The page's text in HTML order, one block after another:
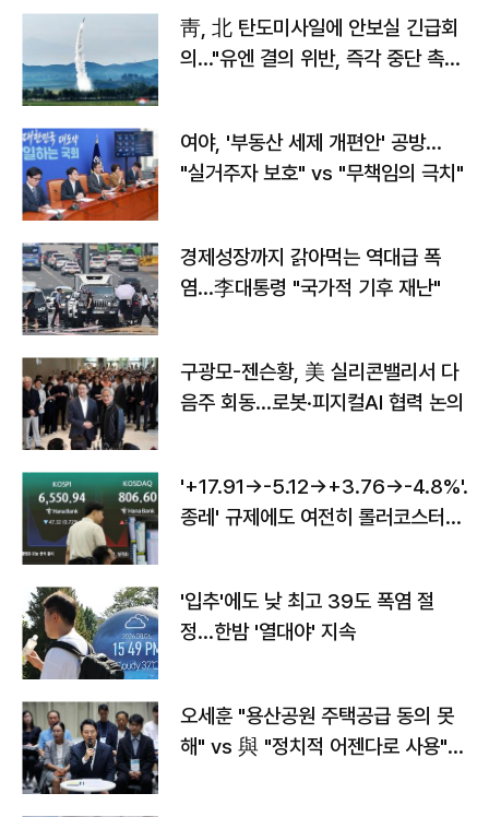
靑, 北 탄도미사일에 안보실 긴급회
의…"유엔 결의 위반, 즉각 중단 촉
여야, '부동산 세제 개편안' 공방…
"실거주자 보호" vs "무책임의 극치"
경제성장까지 갉아먹는 역대급 폭
염…李대통령 "국가적 기후 재난"
구광모-젠슨황, 美 실리콘밸리서 다
음주 회동…로봇·피지컬AI 협력 논의
'+17.91→-5.12→+3.76→-4.8%'…'
종레' 규제에도 여전히 롤러코스터
'입추'에도 낮 최고 39도 폭염 절
정…한밤 '열대야' 지속
오세훈 "용산공원 주택공급 동의 못
해" vs 與 "정치적 어젠다로 사용"